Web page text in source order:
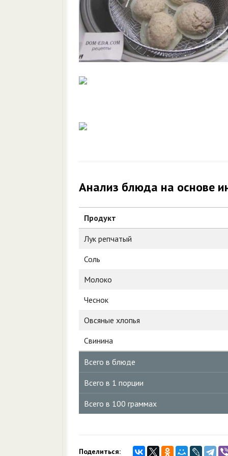
Анализ блюда на основе
Продукт
Лук репчатый
Соль
Молоко
Чеснок
Овсяные хлопья
Свинина
Всего в блюде
Всего в 1 порции
Всего в 100 граммах
Поделиться: